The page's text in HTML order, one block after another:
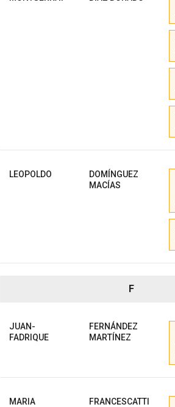
LEOPOLDO
DOMÍNGUEZ
MACÍAS
F
JUAN-
FADRIQUE
FERNÁNDEZ
MARTÍNEZ
MARIA FRANCESCATTI